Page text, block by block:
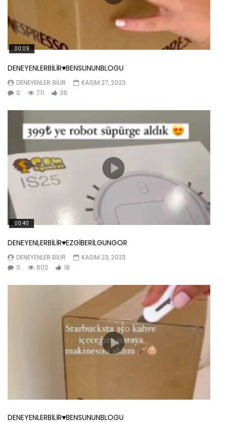
00:09
DENEYENLERBİLİR♥️BENSUNUNBLOGU
DENEYENLER BILIR
KASIM 27, 2023
0
711 36
00:40
DENEYENLERBİLİR♥️EZGİBERİLGUNGOR
DENEYENLER BILIR
KASIM 23, 2023
0
602 18
DENEYENLERBİLİR♥️BENSUNUNBLOGU